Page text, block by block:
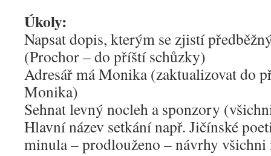
Úkoly:
Napsat dopis, kterým se zjistí
(Prochor – do příští schůzky)
Adresář má Monika (zaktualizovat do
Monika)
Sehnat levný nocleh a sponzory
Hlavní název setkání např. Jičínské
minula – prodlouženo – návrhy